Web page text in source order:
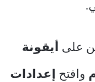
على أيقونة
وافتح إعدادات